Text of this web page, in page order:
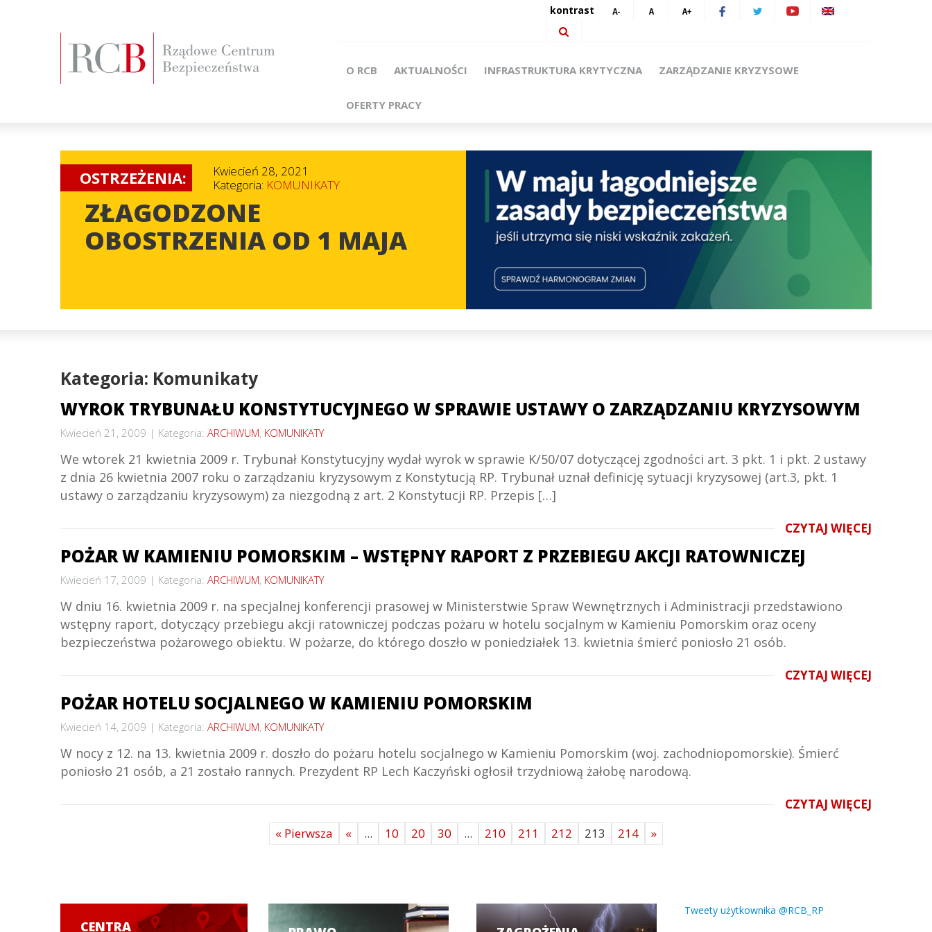
kontrast
O RCB AKTUALNOŚCI INFRASTRUKTURA KRYTYCZNA ZARZĄDZANIE KRYZYSOWE
OFERTY PRACY
OSTRZEŻENIA:
Kwiecień 28, 2021
Kategoria: KOMUNIKATY
ZŁAGODZONE
OBOSTRZENIA OD 1 MAJA
Kategoria: Komunikaty
WYROK TRYBUNAŁU KONSTYTUCYJNEGO W SPRAWIE USTAWY O ZARZĄDZANIU KRYZYSOWYM
Kwiecień 21, 2009 Kategoria: ARCHIWUM, KOMUNIKATY
We wtorek 21 kwietnia 2009 r. Trybunał Konstytucyjny wydał wyrok w sprawie K/50/07 dotyczącej zgodności art. 3 pkt. 1 i pkt. 2 ustawy
z dnia 26 kwietnia 2007 roku o zarządzaniu kryzysowym z Konstytucją RP. Trybunał uznał definicję sytuacji kryzysowej (art.3, pkt. 1
ustawy o zarządzaniu kryzysowym) za niezgodną z art. 2 Konstytucji RP. Przepis […]
CZYTAJ WIĘCEJ
POŻAR W KAMIENIU POMORSKIM – WSTĘPNY RAPORT Z PRZEBIEGU AKCJI RATOWNICZEJ
Kwiecień 17, 2009 Kategoria: ARCHIWUM, KOMUNIKATY
W dniu 16. kwietnia 2009 r. na specjalnej konferencji prasowej w Ministerstwie Spraw Wewnętrznych i Administracji przedstawiono
wstępny raport, dotyczący przebiegu akcji ratowniczej podczas pożaru w hotelu socjalnym w Kamieniu Pomorskim oraz oceny
bezpieczeństwa pożarowego obiektu. W pożarze, do którego doszło w poniedziałek 13. kwietnia śmierć poniosło 21 osób.
CZYTAJ WIĘCEJ
POŻAR HOTELU SOCJALNEGO W KAMIENIU POMORSKIM
Kwiecień 14, 2009 Kategoria: ARCHIWUM, KOMUNIKATY
W nocy z 12. na 13. kwietnia 2009 r. doszło do pożaru hotelu socjalnego w Kamieniu Pomorskim (woj. zachodniopomorskie). Śmierć
poniosło 21 osób, a 21 zostało rannych. Prezydent RP Lech Kaczyński ogłosił trzydniową żałobę narodową.
CZYTAJ WIĘCEJ
« Pierwsza
« ... 10 20 30 ... 210 211 212 213 214 »
CENTRA
Tweety użytkownika @RCB_RP